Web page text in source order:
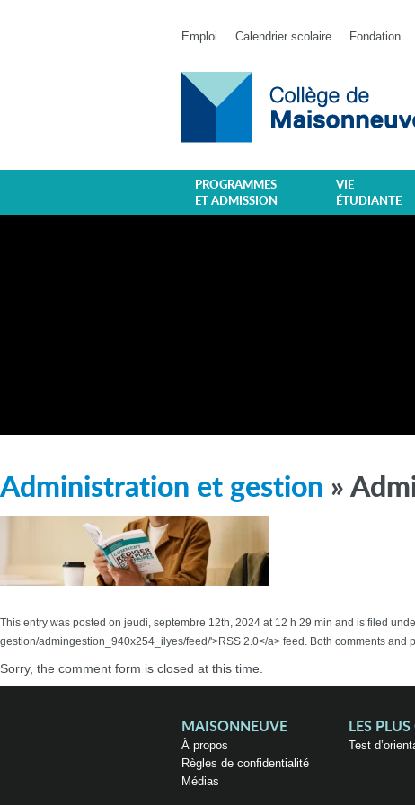
Emploi Calendrier scolaire Fondation
PROGRAMMES
ET ADMISSION
VIE
ÉTUDIANTE
Administration et gestion »
This entry was posted on jeudi, septembre 12th, 2024 at 12 h 29 min and is filed
gestion/admingestion_940x254_ilyes/feed/'>RSS 2.0</a> feed. Both comments and
Sorry, the comment form is closed at this time.
MAISONNEUVE
À propos
Règles de confidentialité
Médias
LES
Test